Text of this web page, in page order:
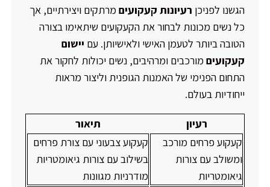
הגשנו לפניכן רעיונות קעקועיםמרתקים ויצירתיים, אך
כל נשים מכונות לבחור את הקעקועים שיתאימו בצורה
הטובה ביותר לטעמן האישי ולאישיותן. עם יישום
קעקועיםמורכבים ומרהיבים, נשים יכולות לחקור את
התחום הפנימי של האמנות הגופנית וליצור מראות
ייחודיות בעולם.
רעיון
תיאור
קעקוע פרחים מורכב
ומשולב עם צורות
גיאומטריות
קעקוע צבעוני עם צורת פרחים
בשילוב עם צורות גיאומטריות
מודרניות מגוונות